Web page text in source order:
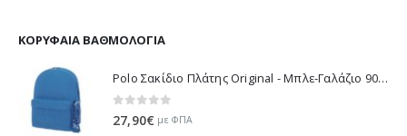
ΚΟΡΥΦΑΊΑ ΒΑΘΜΟΛΟΓΊΑ
Polo Σακίδιο Πλάτης Original - Μπλε-Γαλάζιο 901135-5600 2021
0out of 5
27,90€ με ΦΠΑ